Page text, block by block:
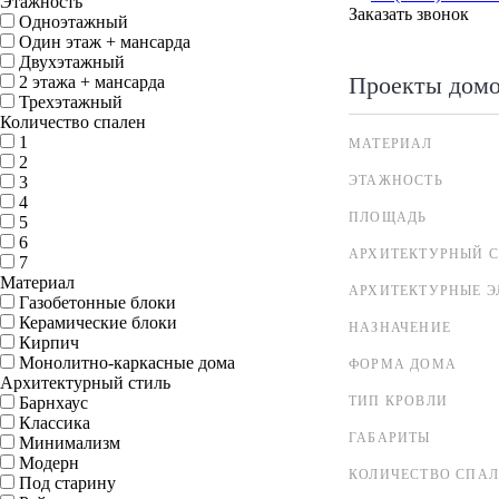
Заказать звонок
Проекты
МАТЕРИАЛ
ЭТАЖНОСТЬ
ПЛОЩАДЬ
АРХИТЕКТУРНЫЙ
АРХИТЕКТУРНЫЕ
НАЗНАЧЕНИЕ
ФОРМА ДОМА
ТИП КРОВЛИ
ГАБАРИТЫ
КОЛИЧЕСТВО
Одноэтажный
Один этаж + мансарда
Двухэтажный
2 этажа + мансарда
Трехэтажный
Количество спален
1
2
3
4
5
6
7
Материал
Газобетонные блоки
Керамические блоки
Кирпич
Монолитно-каркасные дома
Архитектурный стиль
Барнхаус
Классика
Минимализм
Модерн
Под старину